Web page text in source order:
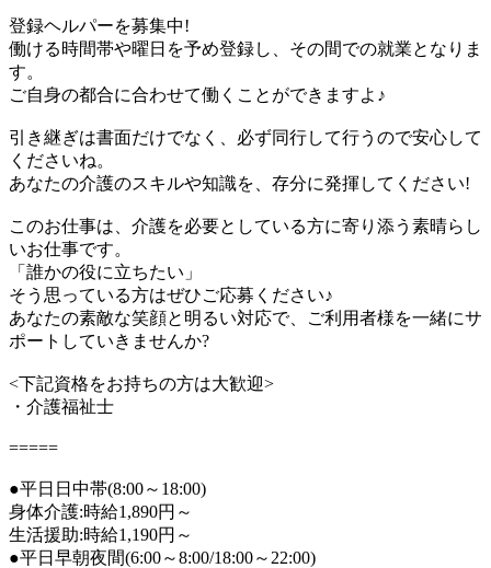
登録ヘルパーを募集中!
働ける時間帯や曜日を予め登録し、その間での就業となりま
す。
ご自身の都合に合わせて働くことができますよ♪
引き継ぎは書面だけでなく、必ず同行して行うので安心して
くださいね。
あなたの介護のスキルや知識を、存分に発揮してください!
このお仕事は、介護を必要としている方に寄り添う素晴らし
いお仕事です。
「誰かの役に立ちたい」
そう思っている方はぜひご応募ください♪
あなたの素敵な笑顔と明るい対応で、ご利用者様を一緒にサ
ポートしていきませんか?
<下記資格をお持ちの方は大歓迎>
・介護福祉士
=====
●平日日中帯(8:00～18:00)
身体介護:時給1,890円～
生活援助:時給1,190円～
●平日早朝夜間(6:00～8:00/18:00～22:00)